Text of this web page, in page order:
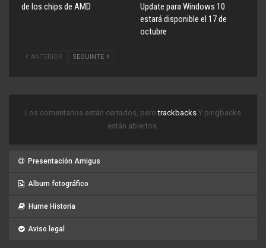
de los chips de AMD
Update para Windows 10
estará disponible el 17 de
octubre
ANTERIOR SEGUINTE
Los comentarios están cerrados, perotrackbacks Y pingbacks
están abiertos.
Presentación Amigus
Album fotográfico
Hume Historia
Aviso legal